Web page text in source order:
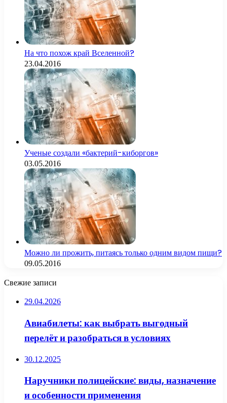
На что похож край Вселенной?
23.04.2016
Ученые создали «бактерий-киборгов»
03.05.2016
Можно ли прожить, питаясь только одним видом пищи?
09.05.2016
Свежие записи
29.04.2026
Авиабилеты: как выбрать выгодный
перелёт и разобраться в условиях
30.12.2025
Наручники полицейские: виды, назначение
и особенности применения